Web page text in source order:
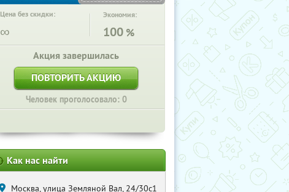
Цена без скидки:
∞
Экономия:
100 %
Акция завершилась
ПОВТОРИТЬ АКЦИЮ
Человек проголосовало: 0
Как нас найти
Москва, улица Земляной Вал, 24/30с1